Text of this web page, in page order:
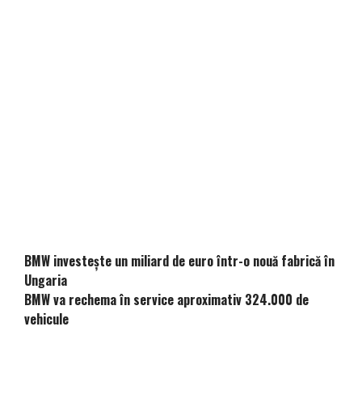
BMW investește un miliard de euro într-o nouă fabrică în
Ungaria
BMW va rechema în service aproximativ 324.000 de
vehicule